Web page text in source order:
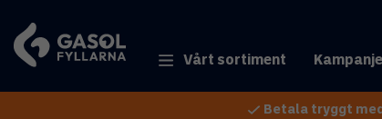
Vårt sortiment
Betala tryggt